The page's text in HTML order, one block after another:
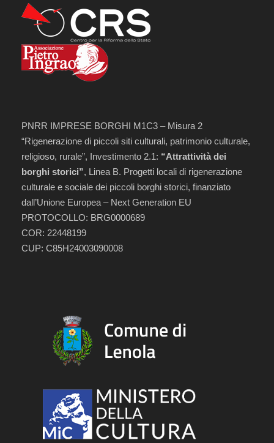
PNRR IMPRESE BORGHI M1C3 – Misura 2
“Rigenerazione di piccoli siti culturali, patrimonio culturale,
religioso, rurale”, Investimento 2.1: “Attrattività dei
borghi storici”, Linea B. Progetti locali di rigenerazione
culturale e sociale dei piccoli borghi storici, finanziato
dall’Unione Europea – Next Generation EU
PROTOCOLLO: BRG0000689
COR: 22448199
CUP: C85H24003090008